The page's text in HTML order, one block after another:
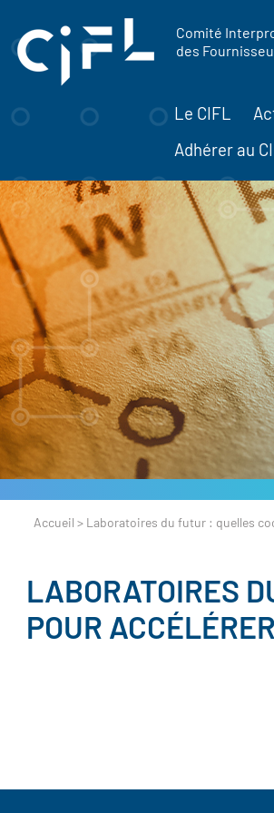
Comité
des
Le CIFL
Adhérer au
Accueil > Laboratoires du futur : quelles
LABORATOIRES
POUR